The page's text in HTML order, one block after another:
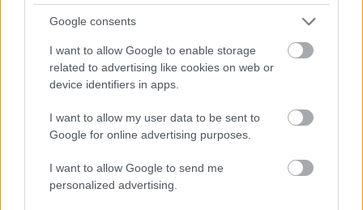
Google consents
I want to allow Google to enable storage
related to advertising like cookies on web or
device identifiers in apps.
I want to allow my user data to be sent to
Google for online advertising purposes.
I want to allow Google to send me
personalized advertising.
beismerte tettét, a városrendészektől kedd
reggelig kapott haladékot a hulladékudvarba
történő szállításra és a hulladékudvar
mérlegjegyének bemutatására.
HIRDETÉS